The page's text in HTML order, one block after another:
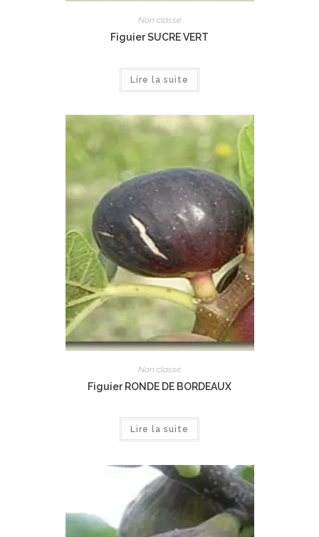
Non classé
Figuier SUCRE VERT
Lire la suite
Non classé
Figuier RONDE DE BORDEAUX
Lire la suite